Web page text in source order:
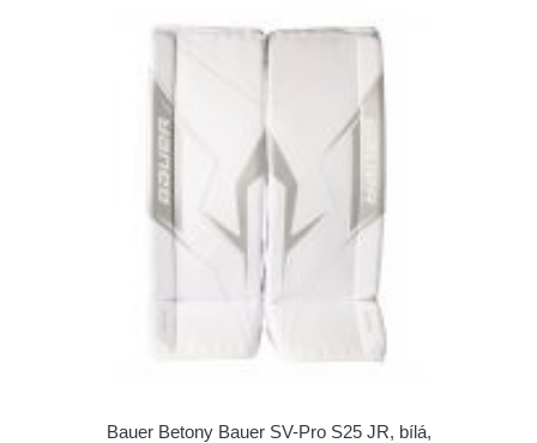
Bauer Betony Bauer SV-Pro S25 JR, bílá,